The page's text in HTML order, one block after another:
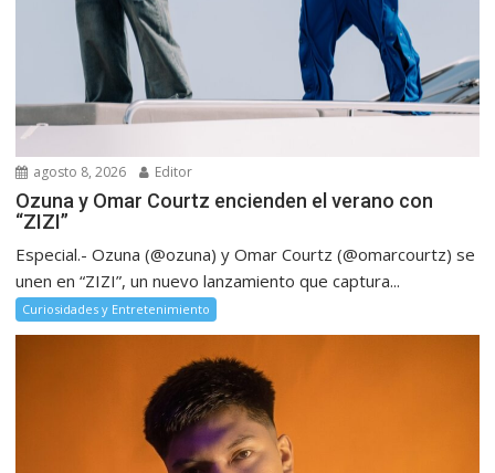
agosto 8, 2026 Editor
Ozuna y Omar Courtz encienden el verano con
“ZIZI”
Especial.- Ozuna (@ozuna) y Omar Courtz (@omarcourtz) se
unen en “ZIZI”, un nuevo lanzamiento que captura...
Curiosidades y Entretenimiento